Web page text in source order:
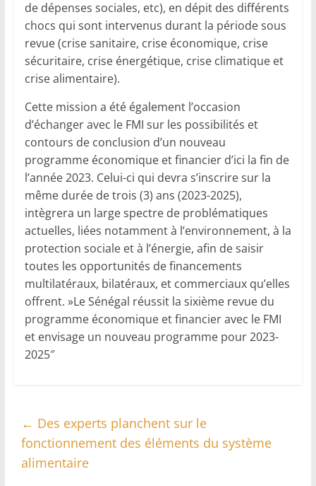
de dépenses sociales, etc), en dépit des différents
chocs qui sont intervenus durant la période sous
revue (crise sanitaire, crise économique, crise
sécuritaire, crise énergétique, crise climatique et
crise alimentaire).
Cette mission a été également l’occasion
d’échanger avec le FMI sur les possibilités et
contours de conclusion d’un nouveau
programme économique et financier d’ici la fin de
l’année 2023. Celui-ci qui devra s’inscrire sur la
même durée de trois (3) ans (2023-2025),
intègrera un large spectre de problématiques
actuelles, liées notamment à l’environnement, à la
protection sociale et à l’énergie, afin de saisir
toutes les opportunités de financements
multilatéraux, bilatéraux, et commerciaux qu’elles
offrent. »Le Sénégal réussit la sixième revue du
programme économique et financier avec le FMI
et envisage un nouveau programme pour 2023-
2025″
← Des experts planchent sur le
fonctionnement des éléments du système
alimentaire